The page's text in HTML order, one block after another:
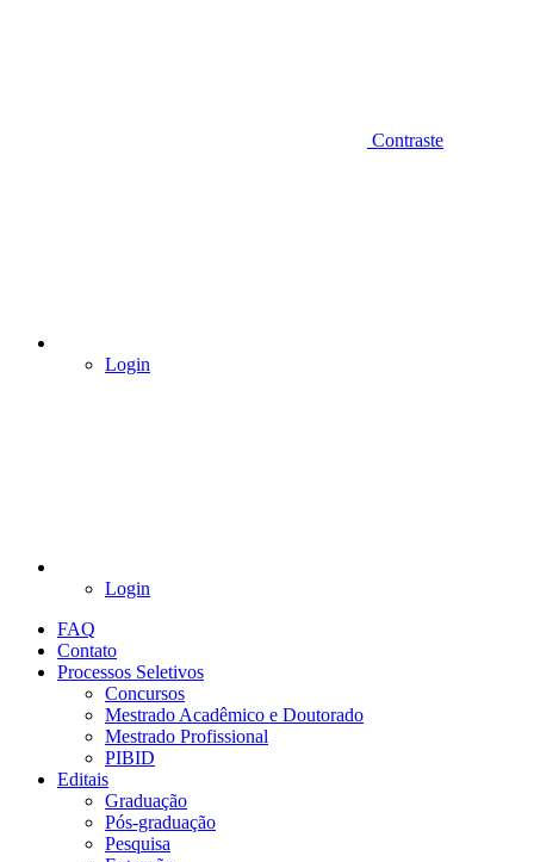
Contraste
Login
Login
FAQ
Contato
Processos Seletivos
Concursos
Mestrado Acadêmico e Doutorado
Mestrado Profissional
PIBID
Editais
Graduação
Pós-graduação
Pesquisa